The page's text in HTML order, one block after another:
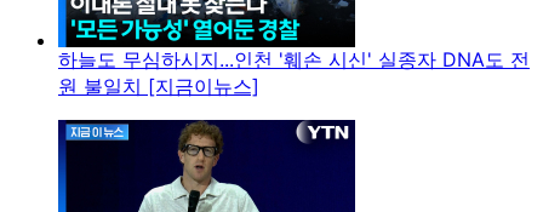
하늘도 무심하시지...인천 '훼손 시신' 실종자 DNA도 전
원 불일치 [지금이뉴스]